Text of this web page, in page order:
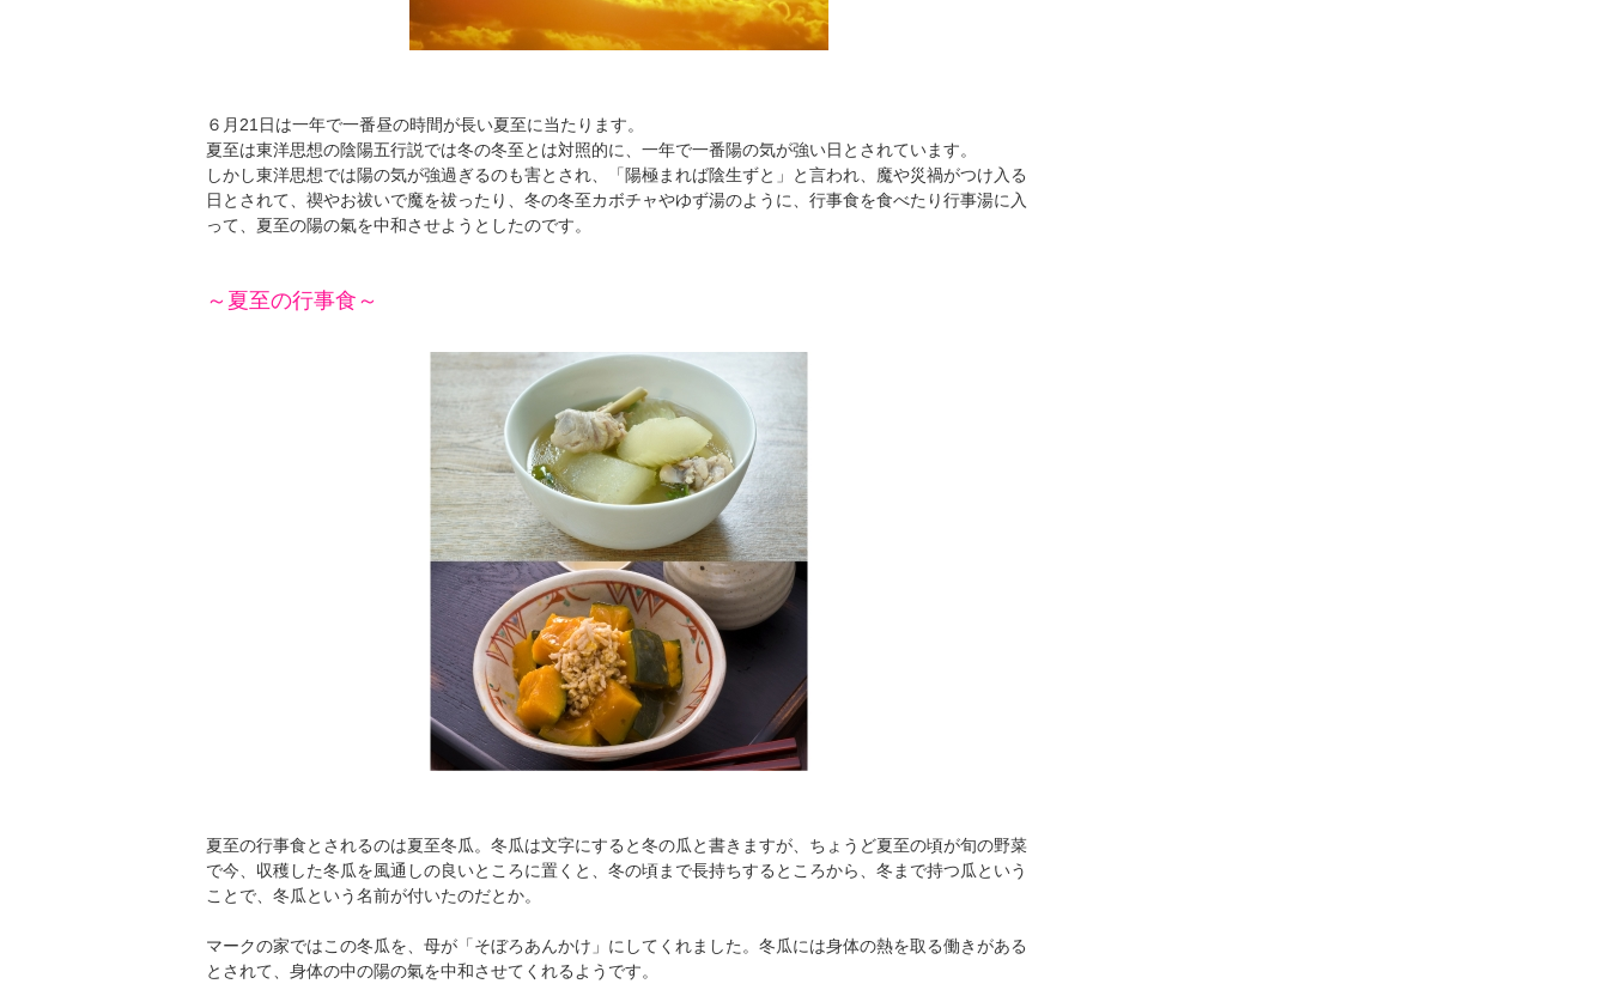
６月21日は一年で一番昼の時間が長い夏至に当たります。
夏至は東洋思想の陰陽五行説では冬の冬至とは対照的に、一年で一番陽の気が強い日とされています。
しかし東洋思想では陽の気が強過ぎるのも害とされ、「陽極まれば陰生ずと」と言われ、魔や災禍がつけ入る
日とされて、禊やお祓いで魔を祓ったり、冬の冬至カボチャやゆず湯のように、行事食を食べたり行事湯に入
って、夏至の陽の氣を中和させようとしたのです。
～夏至の行事食～
夏至の行事食とされるのは夏至冬瓜。冬瓜は文字にすると冬の瓜と書きますが、ちょうど夏至の頃が旬の野菜
で今、収穫した冬瓜を風通しの良いところに置くと、冬の頃まで長持ちするところから、冬まで持つ瓜という
ことで、冬瓜という名前が付いたのだとか。
マークの家ではこの冬瓜を、母が「そぼろあんかけ」にしてくれました。冬瓜には身体の熱を取る働きがある
とされて、身体の中の陽の氣を中和させてくれるようです。